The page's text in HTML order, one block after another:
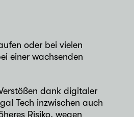
oder bei vielen
einer wachsenden
dank digitaler
Tech inzwischen auch
Risiko, wegen